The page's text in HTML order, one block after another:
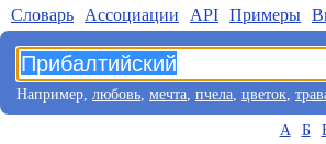
Словарь Aссоциации API Примеры
Например, любовь, мечта, пчела, цветок,
А Б